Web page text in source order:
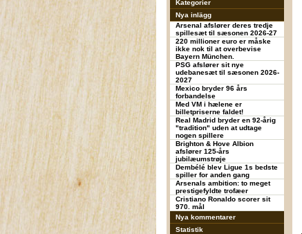
Kategorier
Nya inlägg
Arsenal afslører deres tredje
spillesæt til sæsonen 2026-27
220 millioner euro er måske
ikke nok til at overbevise
Bayern München.
PSG afslører sit nye
udebanesæt til sæsonen 2026-
2027
Mexico bryder 96 års
forbandelse
Med VM i hælene er
billetpriserne faldet!
Real Madrid bryder en 92-årig
"tradition" uden at udtage
nogen spillere
Brighton & Hove Albion
afslører 125-års
jubilæumstrøje
Dembélé blev Ligue 1s bedste
spiller for anden gang
Arsenals ambition: to meget
prestigefyldte trofæer
Cristiano Ronaldo scorer sit
970. mål
Nya kommentarer
Statistik